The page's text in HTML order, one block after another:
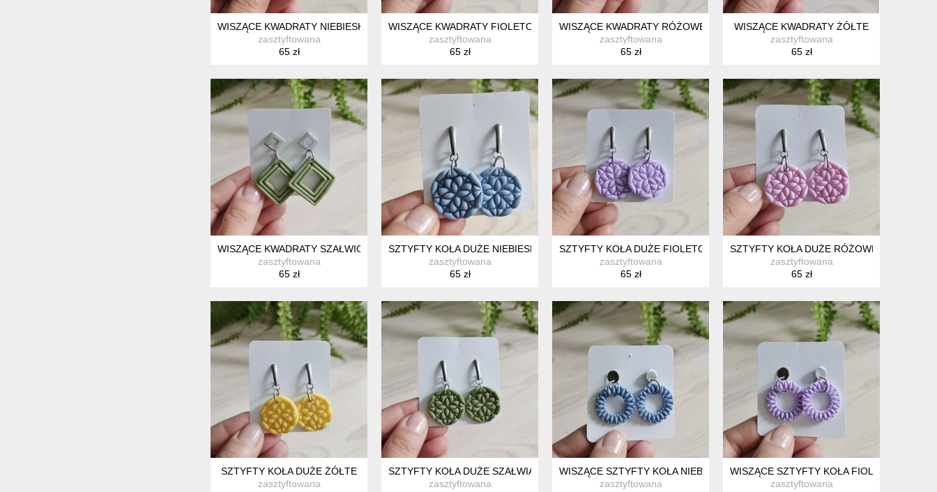
WISZĄCE KWADRATY NIEBIESKIE
zasztyftowana
65 zł
WISZĄCE KWADRATY FIOLETOWE
zasztyftowana
65 zł
WISZĄCE KWADRATY RÓŻOWE
zasztyftowana
65 zł
WISZĄCE KWADRATY ŻÓŁTE
zasztyftowana
65 zł
WISZĄCE KWADRATY SZAŁWIOWE
zasztyftowana
65 zł
SZTYFTY KOŁA DUŻE NIEBIESKIE
zasztyftowana
65 zł
SZTYFTY KOŁA DUŻE FIOLETOWE
zasztyftowana
65 zł
SZTYFTY KOŁA DUŻE RÓŻOWE
zasztyftowana
65 zł
SZTYFTY KOŁA DUŻE ŻÓŁTE
zasztyftowana
SZTYFTY KOŁA DUŻE SZAŁWIA
zasztyftowana
WISZĄCE SZTYFTY KOŁA NIEBIESKIE
zasztyftowana
WISZĄCE SZTYFTY KOŁA FIOLETOWE
zasztyftowana